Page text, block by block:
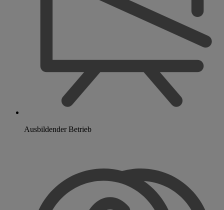
Ausbildender Betrieb